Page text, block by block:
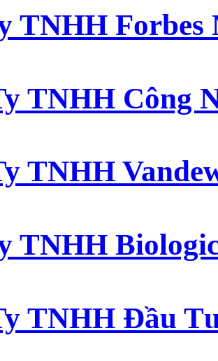
TNHH
TNHH Công
TNHH
TNHH
TNHH Đầu